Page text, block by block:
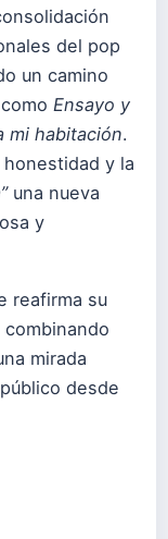
del pop
un camino
Ensayo y
mi habitación.
y la
una nueva
y
reafirma su
combinando
mirada
desde